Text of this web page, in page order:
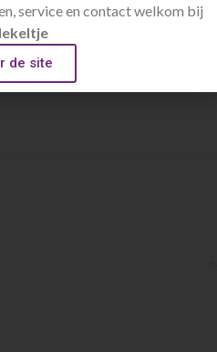
service en contact welkom bij
de site